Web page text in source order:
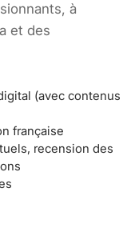
à
et des
(avec contenus
française
recension des